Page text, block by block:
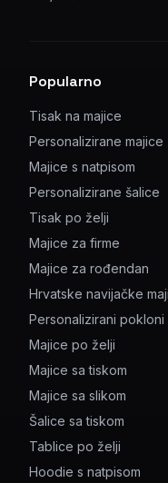
Popularno
Tisak na majice
Personalizirane majice
Majice s natpisom
Personalizirane šalice
Tisak po želji
Majice za firme
Majice za rođendan
Hrvatske navijačke
Personalizirani pokloni
Majice po želji
Majice sa tiskom
Majice sa slikom
Šalice sa tiskom
Tablice po želji
Hoodie s natpisom